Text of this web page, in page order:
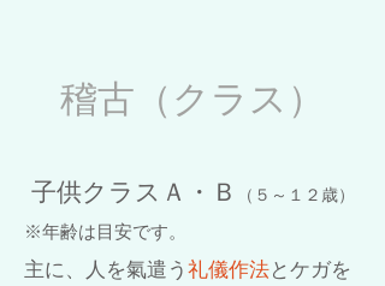
稽古（クラス）
子供クラスＡ・Ｂ （５～１２歳）
※年齢は目安です。
主に、人を氣遣う 礼儀作法とケガを